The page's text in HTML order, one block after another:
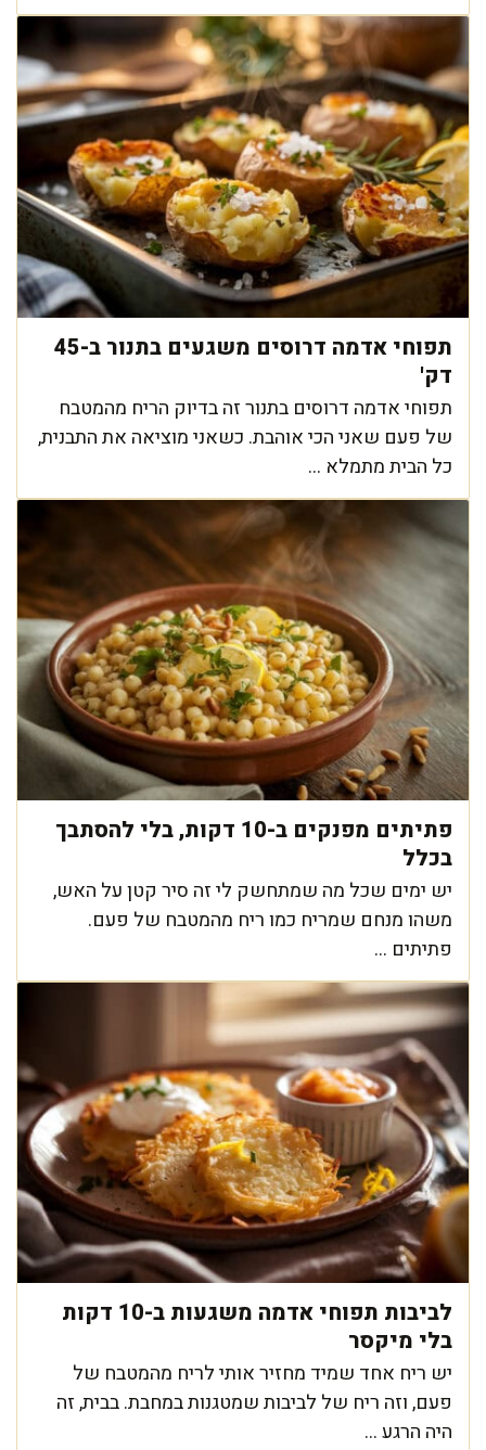
תפוחי אדמה דרוסים משגעים בתנור ב-45
דק'
תפוחי אדמה דרוסים בתנור זה בדיוק הריח מהמטבח
של פעם שאני הכי אוהבת. כשאני מוציאה את התבנית,
כל הבית מתמלא ...
פתיתים מפנקים ב-10 דקות, בלי להסתבך
בכלל
יש ימים שכל מה שמתחשק לי זה סיר קטן על האש,
משהו מנחם שמריח כמו ריח מהמטבח של פעם.
פתיתים ...
לביבות תפוחי אדמה משגעות ב-10 דקות
בלי מיקסר
יש ריח אחד שמיד מחזיר אותי לריח מהמטבח של
פעם, וזה ריח של לביבות שמטגנות במחבת. בבית, זה
היה הרגע ...